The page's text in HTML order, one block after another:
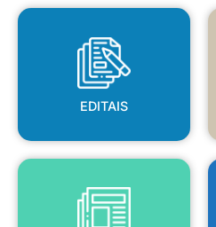
EDITAIS
EDITAIS
JORNAL OFICIAL